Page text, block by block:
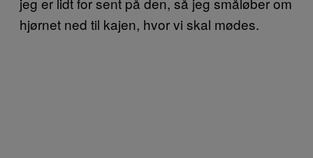
hjørnet ned til kajen, hvor vi skal mødes.